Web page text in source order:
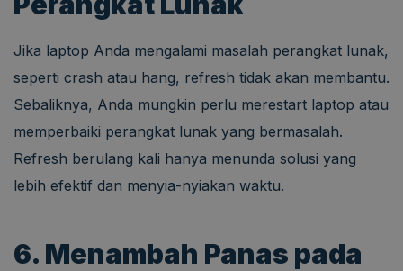
Jika laptop Anda mengalami masalah perangkat lunak,
seperti crash atau hang, refresh tidak akan membantu.
Sebaliknya, Anda mungkin perlu merestart laptop atau
memperbaiki perangkat lunak yang bermasalah.
Refresh berulang kali hanya menunda solusi yang
lebih efektif dan menyia-nyiakan waktu.
6. Menambah Panas pada